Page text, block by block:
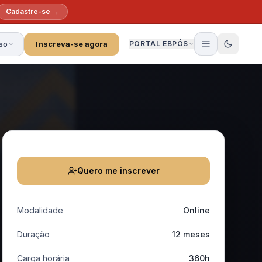
Cadastre-se →
Inscreva-se agora PORTAL EBPÓS
Quero me inscrever
Modalidade Online
Duração 12 meses
Carga horária 360h